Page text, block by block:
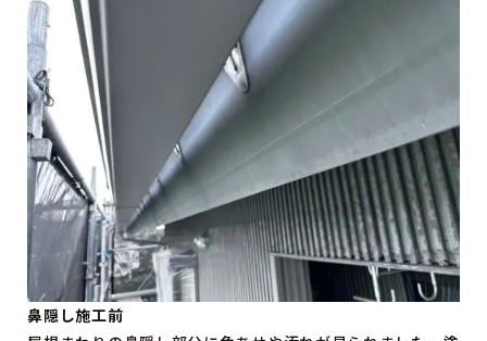
鼻隠し施工前